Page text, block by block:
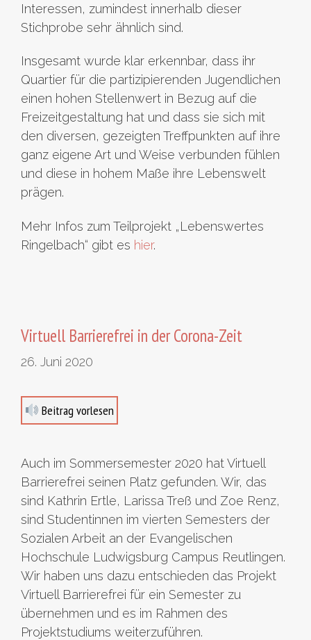
Interessen, zumindest innerhalb dieser
Stichprobe sehr ähnlich sind.
Insgesamt wurde klar erkennbar, dass ihr
Quartier für die partizipierenden Jugendlichen
einen hohen Stellenwert in Bezug auf die
Freizeitgestaltung hat und dass sie sich mit
den diversen, gezeigten Treffpunkten auf ihre
ganz eigene Art und Weise verbunden fühlen
und diese in hohem Maße ihre Lebenswelt
prägen.
Mehr Infos zum Teilprojekt „Lebenswertes
Ringelbach“ gibt es hier.
Virtuell Barrierefrei in der Corona-Zeit
26. Juni 2020
Beitrag vorlesen
Auch im Sommersemester 2020 hat Virtuell
Barrierefrei seinen Platz gefunden. Wir, das
sind Kathrin Ertle, Larissa Treß und Zoe Renz,
sind Studentinnen im vierten Semesters der
Sozialen Arbeit an der Evangelischen
Hochschule Ludwigsburg Campus Reutlingen.
Wir haben uns dazu entschieden das Projekt
Virtuell Barrierefrei für ein Semester zu
übernehmen und es im Rahmen des
Projektstudiums weiterzuführen.